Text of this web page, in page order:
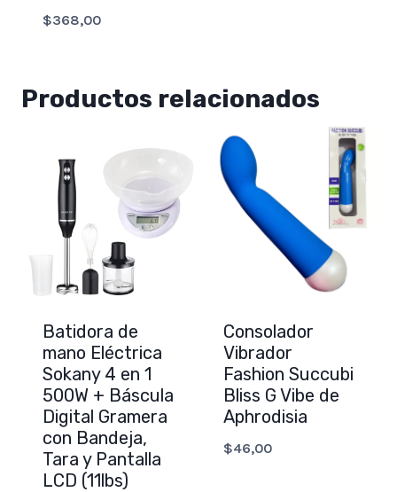
$368,00
Productos relacionados
Batidora de
mano Eléctrica
Sokany 4 en 1
500W + Báscula
Digital Gramera
con Bandeja,
Tara y Pantalla
LCD (11lbs)
Consolador
Vibrador
Fashion Succubi
Bliss G Vibe de
Aphrodisia
$46,00